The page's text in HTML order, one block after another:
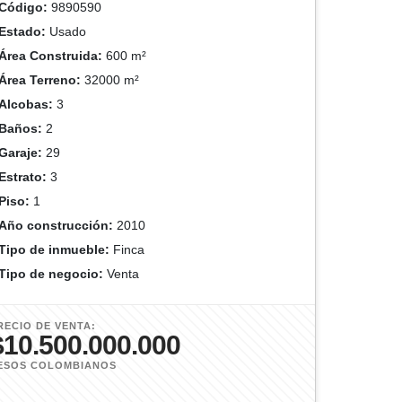
9890590
Usado
Construida: 600 m²
Terreno: 32000 m²
3
2
29
3
1
construcción: 2010
de inmueble: Finca
de negocio: Venta
DE VENTA:
COLOMBIANOS